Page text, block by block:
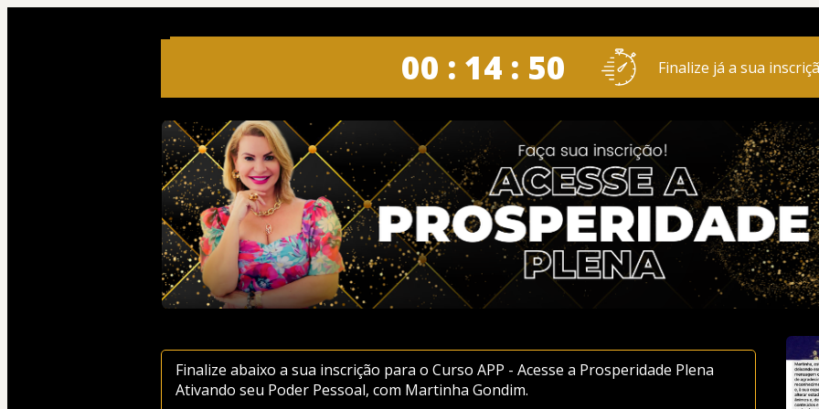
00 : 14 : 49 Finalize já a sua
Finalize abaixo a sua inscrição para o Curso APP - Acesse a Prosperidade Plena
Ativando seu Poder Pessoal, com Martinha Gondim.